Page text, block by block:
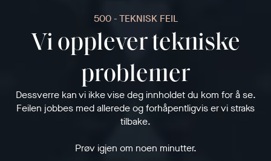
500 - TEKNISK FEIL
Vi opplever tekniske
problemer
Dessverre kan vi ikke vise deg innholdet du kom for å se.
Feilen jobbes med allerede og forhåpentligvis er vi straks
tilbake.
Prøv igjen om noen minutter.